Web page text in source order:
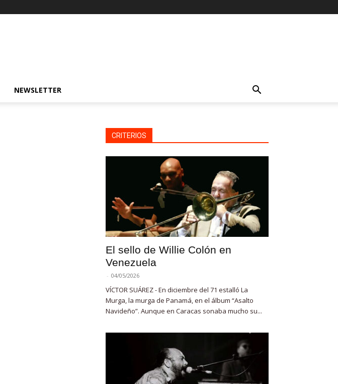
NEWSLETTER
CRITERIOS
El sello de Willie Colón en
Venezuela
- 04/05/2026
VÍCTOR SUÁREZ - En diciembre del 71 estalló La
Murga, la murga de Panamá, en el álbum “Asalto
Navideño”. Aunque en Caracas sonaba mucho su...